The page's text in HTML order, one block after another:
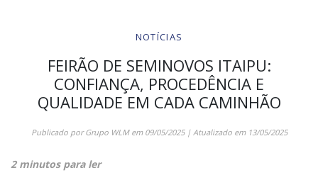
NOTÍCIAS
FEIRÃO DE SEMINOVOS ITAIPU:
CONFIANÇA, PROCEDÊNCIA E
QUALIDADE EM CADA CAMINHÃO
Publicado porGrupo WLMem 09/05/2025| Atualizado em 13/05/2025
2 minutos para ler